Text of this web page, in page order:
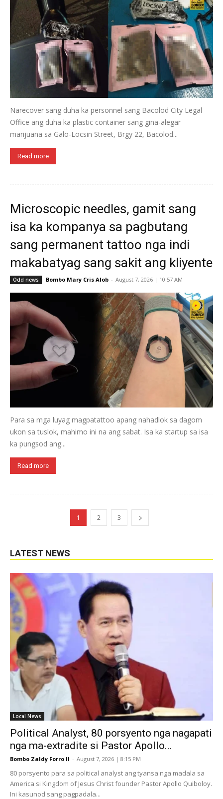
Narecover sang duha ka personnel sang Bacolod City Legal
Office ang duha ka plastic container sang gina-alegar
marijuana sa Galo-Locsin Street, Brgy 22, Bacolod...
Read more
Microscopic needles, gamit sang
isa ka kompanya sa pagbutang
sang permanent tattoo nga indi
makabatyag sang sakit ang kliyente
Odd news Bombo Mary Cris Alob - August 7, 2026 | 10:57 AM
Para sa mga luyag magpatattoo apang nahadlok sa dagom
ukon sa tuslok, mahimo ini na ang sabat. Isa ka startup sa isa
ka pungsod ang...
Read more
1 2 3
LATEST NEWS
Local News
Political Analyst, 80 porsyento nga nagapati
nga ma-extradite si Pastor Apollo...
Bombo Zaldy Forro II - August 7, 2026 | 8:15 PM
80 porsyento para sa political analyst ang tyansa nga madala sa
America si Kingdom of Jesus Christ founder Pastor Apollo Quiboloy.
Ini kasunod sang pagpadala...